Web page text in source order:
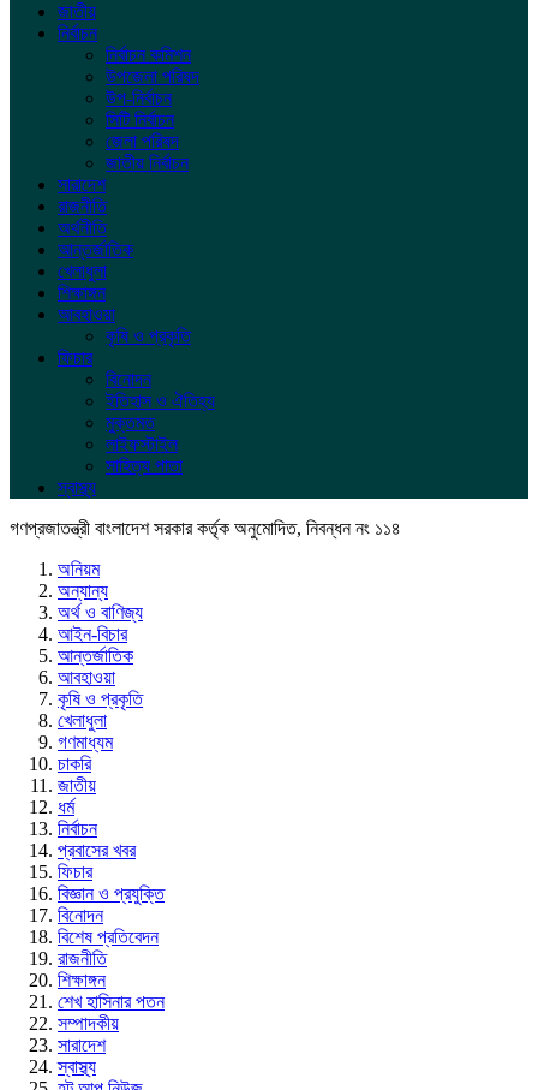
জাতীয়
নির্বাচন
নির্বাচন কমিশন
উপজেলা পরিষদ
উপ-নির্বাচন
সিটি নির্বাচন
জেলা পরিষদ
জাতীয় নির্বাচন
সারাদেশ
রাজনীতি
অর্থনীতি
আন্তর্জাতিক
খেলাধুলা
শিক্ষাঙ্গন
আবহাওয়া
কৃষি ও প্রকৃতি
ফিচার
বিনোদন
ইতিহাস ও ঐতিহ্য
মুক্তমত
লাইফস্টাইল
সাহিত্য পাতা
স্বাস্থ্য
গণপ্রজাতন্ত্রী বাংলাদেশ সরকার কর্তৃক অনুমোদিত, নিবন্ধন নং ১১৪
অনিয়ম
অন্যান্য
অর্থ ও বাণিজ্য
আইন-বিচার
আন্তর্জাতিক
আবহাওয়া
কৃষি ও প্রকৃতি
খেলাধুলা
গণমাধ্যম
চাকরি
জাতীয়
ধর্ম
নির্বাচন
প্রবাসের খবর
ফিচার
বিজ্ঞান ও প্রযুক্তি
বিনোদন
বিশেষ প্রতিবেদন
রাজনীতি
শিক্ষাঙ্গন
শেখ হাসিনার পতন
সম্পাদকীয়
সারাদেশ
স্বাস্থ্য